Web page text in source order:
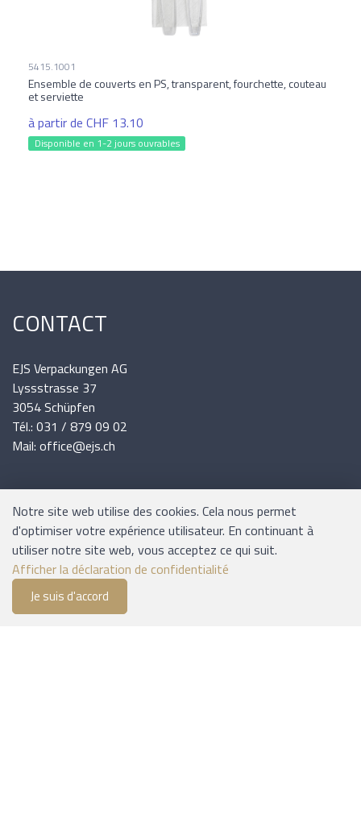
Liste de suivi
5415.1001
Ensemble de couverts en PS, transparent, fourchette, couteau
et serviette
à partir de CHF 13.10
Disponible en 1-2 jours ouvrables
CONTACT
EJS Verpackungen AG
Lyssstrasse 37
3054 Schüpfen
Tél.: 031 / 879 09 02
Mail: office@ejs.ch
INFORMATIONS
Expédition et paiement
Conditions générales
Plan du site
Notre site web utilise des cookies. Cela nous permet
d'optimiser votre expérience utilisateur. En continuant à
utiliser notre site web, vous acceptez ce qui suit.
Afficher la déclaration de confidentialité
Je suis d'accord